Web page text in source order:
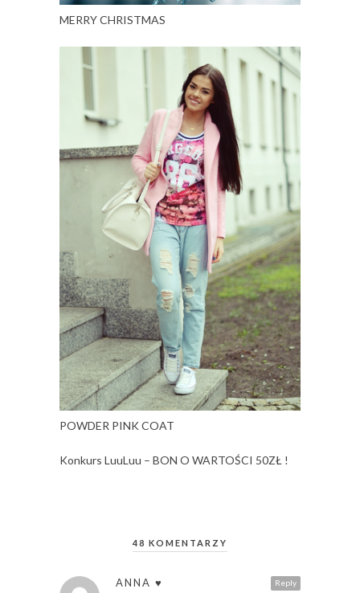
MERRY CHRISTMAS
POWDER PINK COAT
Konkurs LuuLuu – BON O WARTOŚCI 50ZŁ !
48 KOMENTARZY
Reply
ANNA ♥